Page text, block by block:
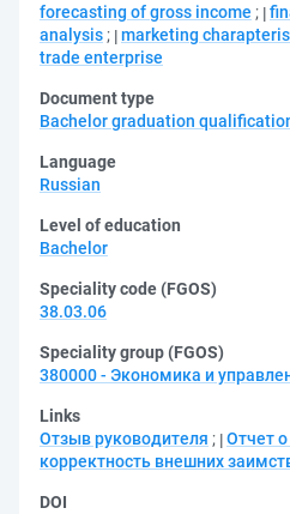
forecasting of gross income ;
analysis ; marketing
trade enterprise
Document type
Bachelor graduation
Language
Russian
Level of education
Bachelor
Speciality code (FGOS)
38.03.06
Speciality group (FGOS)
380000 - Экономика и
Links
Отзыв руководителя ; Отчет
корректность внешних
DOI